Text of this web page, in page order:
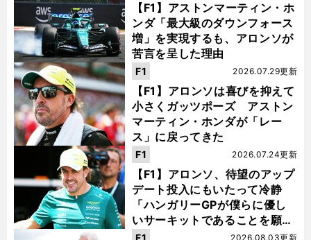
【F1】アストンマーティン・ホ
ンダ「最大級のダウンフォース
増」を実現するも、アロンソが
苦言を呈した理由
【F1】アロンソは喜びを抑えて
小さくガッツポーズ アストン
マーティン・ホンダが「レー
ス」に戻ってきた
2026.07.29更新
F1
【F1】アロンソ、待望のアップ
デート投入にもいたって冷静
「ハンガリーGPが僕らに優し
いサーキットであることを願
う」
2026.07.24更新
F1
2026.08.03更新